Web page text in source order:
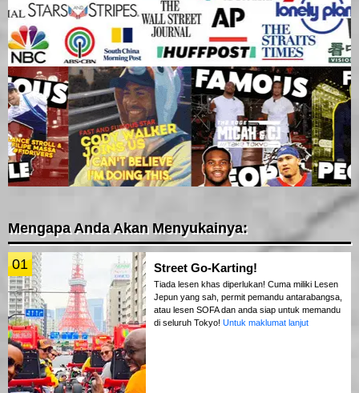
Mengapa Anda Akan Menyukainya:
01 Street Go-Karting!
Tiada lesen khas diperlukan! Cuma miliki Lesen
Jepun yang sah, permit pemandu antarabangsa,
atau lesen SOFA dan anda siap untuk memandu
di seluruh Tokyo! Untuk maklumat lanjut